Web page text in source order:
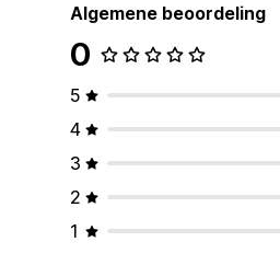
Algemene beoordeling
0
5
4
3
2
1